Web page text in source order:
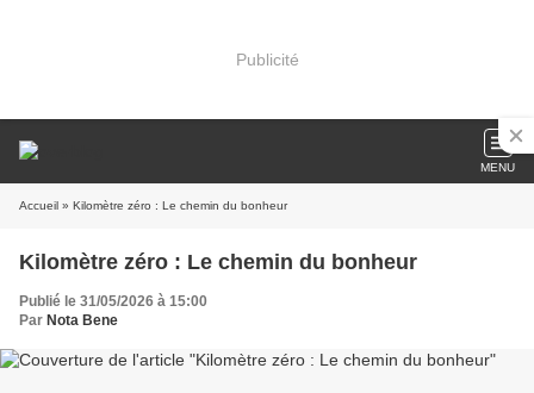
Publicité
MENU
Accueil » Kilomètre zéro : Le chemin du bonheur
Kilomètre zéro : Le chemin du bonheur
Publié le 31/05/2026 à 15:00
Par Nota Bene